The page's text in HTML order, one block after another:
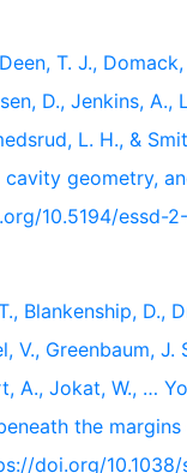
T. J.,
D., Jenkins,
L. H., &
geometry,
10.5194/essd-
Blankenship, D.,
V., Greenbaum,
A., Jokat, W., …
the
doi.org/